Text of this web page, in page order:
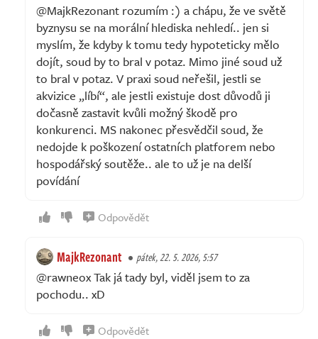
@MajkRezonant rozumím :) a chápu, že ve světě
byznysu se na morální hlediska nehledí.. jen si
myslím, že kdyby k tomu tedy hypoteticky mělo
dojít, soud by to bral v potaz. Mimo jiné soud už
to bral v potaz. V praxi soud neřešil, jestli se
akvizice „líbí“, ale jestli existuje dost důvodů ji
dočasně zastavit kvůli možný škodě pro
konkurenci. MS nakonec přesvědčil soud, že
nedojde k poškození ostatních platforem nebo
hospodářský soutěže.. ale to už je na delší
povídání
Odpovědět
MajkRezonant pátek, 22. 5. 2026, 5:57
@rawneox Tak já tady byl, viděl jsem to za
pochodu.. xD
Odpovědět